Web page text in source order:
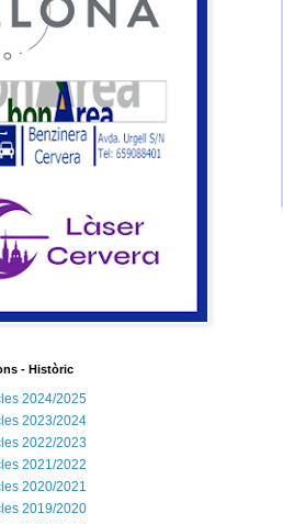
- Històric
2024/2025
2023/2024
2022/2023
2021/2022
2020/2021
2019/2020